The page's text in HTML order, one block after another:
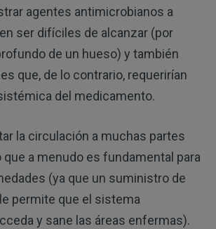
agentes antimicrobianos a
ser difíciles de alcanzar (por
de un hueso) y también
que, de lo contrario, requerirían
del medicamento.
la circulación a muchas partes
que a menudo es fundamental para
(ya que un suministro de
permite que el sistema
y sane las áreas enfermas).